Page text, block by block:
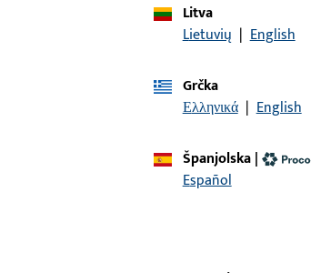
kapa | Pokr. kapa kutnog ležaja UNI-JET
Litva
Lietuvių | English
Grčka
Ελληνικά | English
Španjolska|
Español